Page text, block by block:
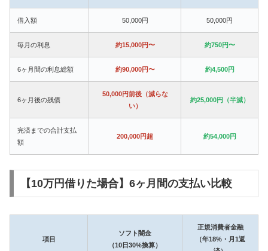
借入額 50,000円 50,000円
毎月の利息 約15,000円〜 約750円〜
6ヶ月間の利息総額 約90,000円〜 約4,500円
6ヶ月後の残債
50,000円前後（減らな
い）
約25,000円（半減）
完済までの合計支払
額
200,000円超 約54,000円
【10万円借りた場合】6ヶ月間の支払い比較
項目
ソフト闇金
（10日30%換算）
正規消費者金融
（年18%・月1返